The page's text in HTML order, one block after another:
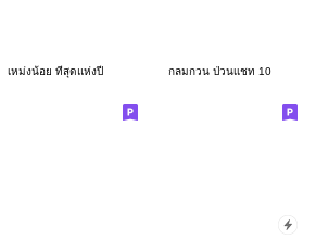
เหม่งน้อย ที่สุดแห่งปี กลมกวน ป่วนเเชท 10